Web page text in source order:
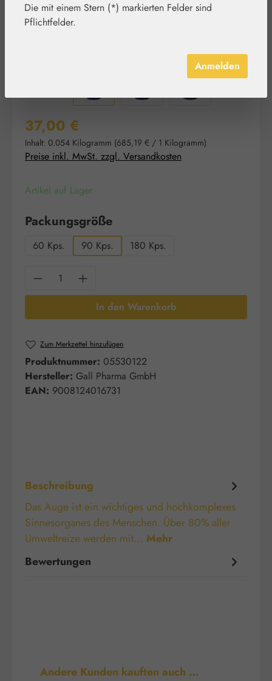
Regulärer Preis:
37,00 €
Inhalt: 0.054 Kilogramm (685,19 € / 1 Kilogramm)
Preise inkl. MwSt. zzgl. Versandkosten
Artikel auf Lager.
Packungsgrößeauswählen
60 Kps. 90 Kps. 180 Kps.
Produkt Anzahl: Gib den gewünschten
In den Warenkorb
Zum Merkzettel hinzufügen
Produktnummer: 05530122
Hersteller: Gall Pharma GmbH
EAN: 9008124016731
Beschreibung
Das Auge ist ein wichtiges und hochkomplexes
Sinnesorganes des Menschen. Über 80% aller
Umweltreize werden mit… Mehr
Bewertungen
Produktgalerie überspringen
Andere Kunden kauften auch …
Die mit einem Stern (*) markierten Felder sind
Pflichtfelder.
Anmelden